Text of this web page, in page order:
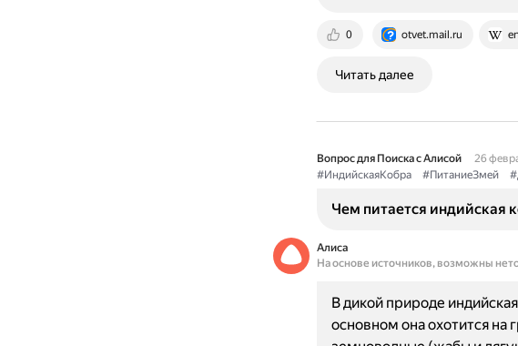
0 otvet.mail.ru
Читать далее
Вопрос для Поиска с Алисой
26
#ИндийскаяКобра
#ПитаниеЗмей
Чем питается индийская
Алиса
На основе источников, возможны
В дикой природе
основном она охотится